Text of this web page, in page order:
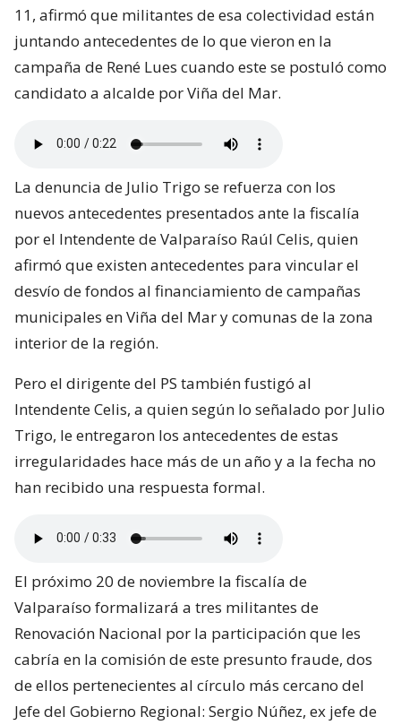
11, afirmó que militantes de esa colectividad están
juntando antecedentes de lo que vieron en la
campaña de René Lues cuando este se postuló como
candidato a alcalde por Viña del Mar.
La denuncia de Julio Trigo se refuerza con los
nuevos antecedentes presentados ante la fiscalía
por el Intendente de Valparaíso Raúl Celis, quien
afirmó que existen antecedentes para vincular el
desvío de fondos al financiamiento de campañas
municipales en Viña del Mar y comunas de la zona
interior de la región.
Pero el dirigente del PS también fustigó al
Intendente Celis, a quien según lo señalado por Julio
Trigo, le entregaron los antecedentes de estas
irregularidades hace más de un año y a la fecha no
han recibido una respuesta formal.
El próximo 20 de noviembre la fiscalía de
Valparaíso formalizará a tres militantes de
Renovación Nacional por la participación que les
cabría en la comisión de este presunto fraude, dos
de ellos pertenecientes al círculo más cercano del
Jefe del Gobierno Regional: Sergio Núñez, ex jefe de